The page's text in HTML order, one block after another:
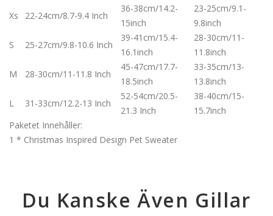
Xs
22-24cm/8.7-9.4 Inch
36-38cm/14.2-
15inch
23-25cm/9.1-
9.8inch
S
25-27cm/9.8-10.6 Inch
39-41cm/15.4-
16.1inch
28-30cm/11-
11.8inch
M
28-30cm/11-11.8 Inch
45-47cm/17.7-
18.5inch
33-35cm/13-
13.8inch
L
31-33cm/12.2-13 Inch
52-54cm/20.5-
21.3 Inch
38-40cm/15-
15.7inch
Paketet Innehåller:
1 * Christmas Inspired Design Pet Sweater
Du Kanske Även Gillar